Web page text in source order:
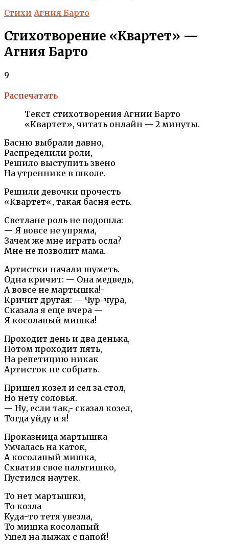
Стихи Агния Барто
Стихотворение «Квартет» —
Агния Барто
9
Распечатать
Текст стихотворения Агнии Барто
«Квартет», читать онлайн — 2 минуты.
Басню выбрали давно,
Распределили роли,
Решило выступить звено
На утреннике в школе.
Решили девочки прочесть
«Квартет«, такая басня есть.
Светлане роль не подошла:
— Я вовсе не упряма,
Зачем же мне играть осла?
Мне не позволит мама.
Артистки начали шуметь.
Одна кричит: — Она медведь,
А вовсе не мартышка!-
Кричит другая: — Чур-чура,
Сказала я еще вчера —
Я косолапый мишка!
Проходит день и два денька,
Потом проходит пять,
На репетицию никак
Артисток не собрать.
Пришел козел и сел за стол,
Но нету соловья.
— Ну, если так,- сказал козел,
Тогда уйду и я!
Проказница мартышка
Умчалась на каток,
А косолапый мишка,
Схватив свое пальтишко,
Пустился наутек.
То нет мартышки,
То козла
Куда-то тетя увезла,
То мишка косолапый
Ушел на лыжах с папой!